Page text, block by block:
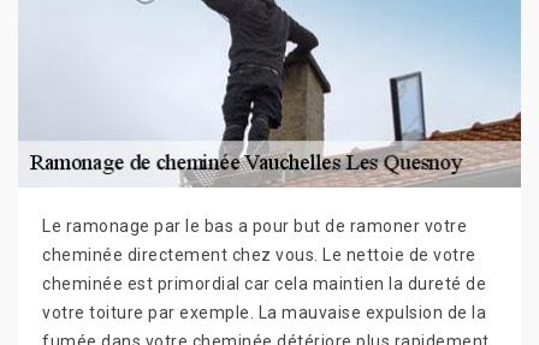
Le ramonage par le bas a pour but de ramoner votre
cheminée directement chez vous. Le nettoie de votre
cheminée est primordial car cela maintien la dureté de
votre toiture par exemple. La mauvaise expulsion de la